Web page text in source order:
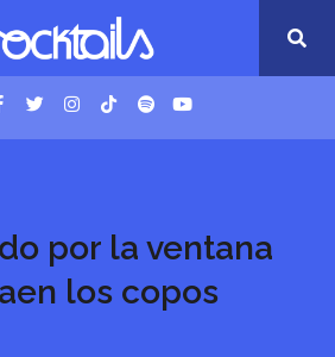
por la ventana
los copos